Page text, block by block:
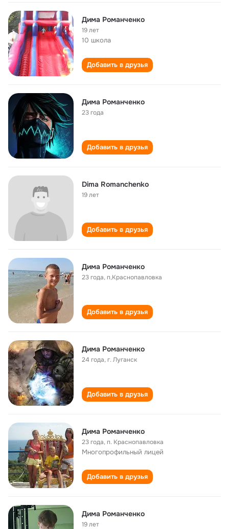
Дима Романченко
19 лет
10 школа
Добавить в друзья
Дима Романченко
23 года
Добавить в друзья
Dima Romanchenko
19 лет
Добавить в друзья
Дима Романченко
23 года,п,Краснопавловка
Добавить в друзья
Дима Романченко
24 года,г. Луганск
Добавить в друзья
Дима Романченко
23 года,п. Краснопавловка
Многопрофильный лицей
Добавить в друзья
Дима Романченко
19 лет